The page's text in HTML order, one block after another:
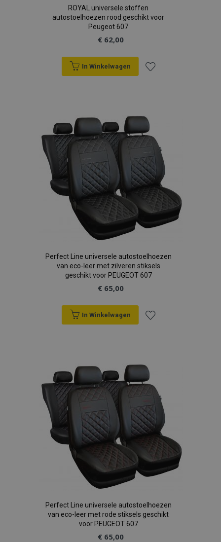
ROYAL universele stoffen
autostoelhoezen rood geschikt voor
Peugeot 607
€ 62,00
In Winkelwagen
aan
verlanglijst
Perfect Line universele autostoelhoezen
van eco-leer met zilveren stiksels
geschikt voor PEUGEOT 607
€ 65,00
In Winkelwagen
aan
verlanglijst
Perfect Line universele autostoelhoezen
van eco-leer met rode stiksels geschikt
voor PEUGEOT 607
€ 65,00